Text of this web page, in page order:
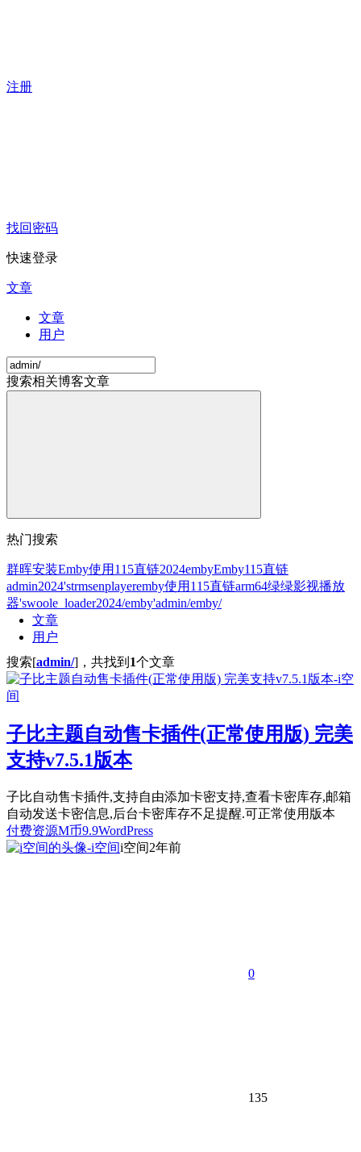
注册
找回密码
快速登录
文章
文章
用户
搜索相关博客文章
热门搜索
群晖安装Emby使用115直链2024embyEmby115直链
admin2024'strmsenplayeremby使用115直链arm64绿绿影视播放
器'swoole_loader2024/emby'admin/emby/
文章
用户
搜索[admin/]，共找到 1个文章
子比主题自动售卡插件(正常使用版) 完美
支持v7.5.1版本
子比自动售卡插件,支持自由添加卡密支持,查看卡密库存,邮箱
自动发送卡密信息,后台卡密库存不足提醒.可正常使用版本
付费资源M币9.9WordPress
i空间2年前
0
135